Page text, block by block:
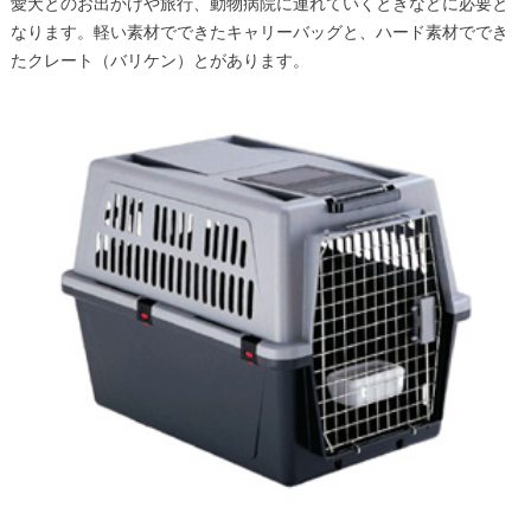
なります。軽い素材でできたキャリーバッグと、ハード素材ででき
たクレート（バリケン）とがあります。